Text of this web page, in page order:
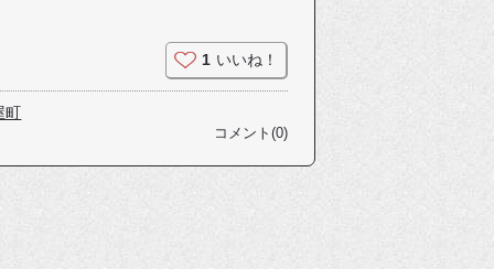
1 いいね！
町
コメント(0)